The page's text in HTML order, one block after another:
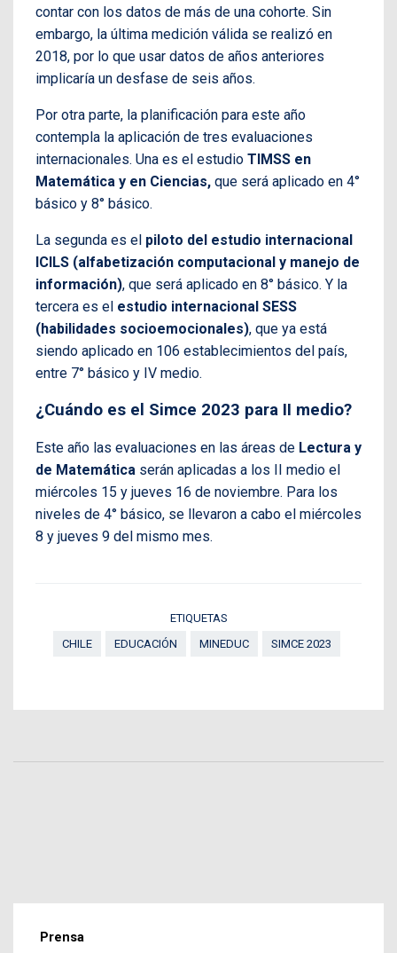
contar con los datos de más de una cohorte. Sin
embargo, la última medición válida se realizó en
2018, por lo que usar datos de años anteriores
implicaría un desfase de seis años.
Por otra parte, la planificación para este año
contempla la aplicación de tres evaluaciones
internacionales. Una es el estudio TIMSS en
Matemática y en Ciencias, que será aplicado en 4°
básico y 8° básico.
La segunda es el piloto del estudio internacional
ICILS (alfabetización computacional y manejo de
información), que será aplicado en 8° básico. Y la
tercera es el estudio internacional SESS
(habilidades socioemocionales), que ya está
siendo aplicado en 106 establecimientos del país,
entre 7° básico y IV medio.
¿Cuándo es el Simce 2023 para II medio?
Este año las evaluaciones en las áreas de Lectura y
de Matemática serán aplicadas a los II medio el
miércoles 15 y jueves 16 de noviembre. Para los
niveles de 4° básico, se llevaron a cabo el miércoles
8 y jueves 9 del mismo mes.
ETIQUETAS
CHILE
EDUCACIÓN MINEDUC SIMCE 2023
Prensa